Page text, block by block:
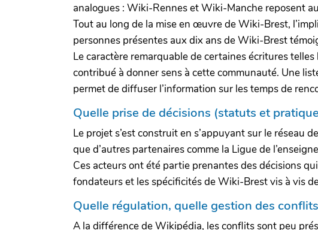
analogues : Wiki-Rennes et Wiki-Manche reposent
Tout au long de la mise en œuvre de Wiki-Brest,
personnes présentes aux dix ans de Wiki-Brest
Le caractère remarquable de certaines écritures
contribué à donner sens à cette communauté. Une
permet de diffuser l’information sur les temps de
Quelle prise de décisions (statuts et
Le projet s’est construit en s’appuyant sur le réseau
que d’autres partenaires comme la Ligue de
Ces acteurs ont été partie prenantes des décisions
fondateurs et les spécificités de Wiki-Brest vis à vis
Quelle régulation, quelle gestion des
A la différence de Wikipédia, les conflits sont peu